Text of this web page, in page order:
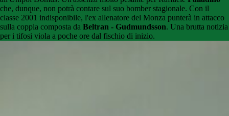
che, dunque, non potrà contare sul suo bomber stagionale. Con il
classe 2001 indisponibile, l'ex allenatore del Monza punterà in attacco
sulla coppia composta da Beltran - Gudmundsson. Una brutta notizia
per i tifosi viola a poche ore dal fischio di inizio.